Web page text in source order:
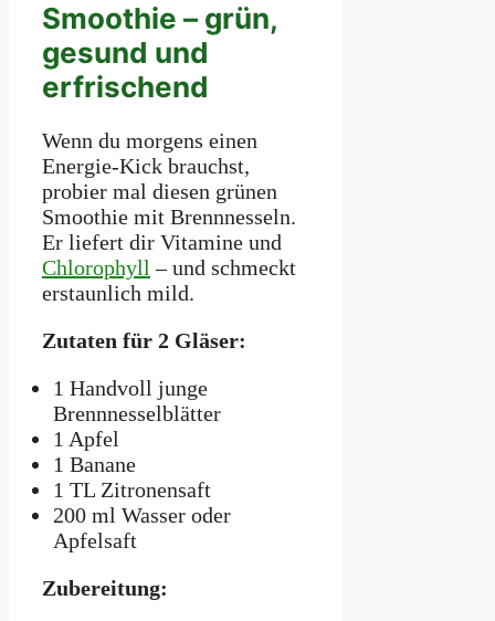
Smoothie – grün,
gesund und
erfrischend
Wenn du morgens einen
Energie-Kick brauchst,
probier mal diesen grünen
Smoothie mit Brennnesseln.
Er liefert dir Vitamine und
Chlorophyll – und schmeckt
erstaunlich mild.
Zutaten für 2 Gläser:
1 Handvoll junge
Brennnesselblätter
1 Apfel
1 Banane
1 TL Zitronensaft
200 ml Wasser oder
Apfelsaft
Zubereitung: